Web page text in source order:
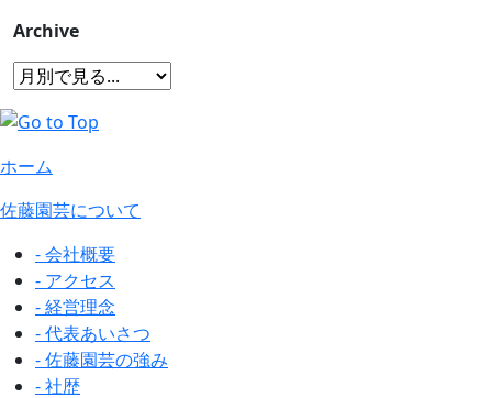
Archive
ホーム
佐藤園芸について
- 会社概要
- アクセス
- 経営理念
- 代表あいさつ
- 佐藤園芸の強み
- 社歴